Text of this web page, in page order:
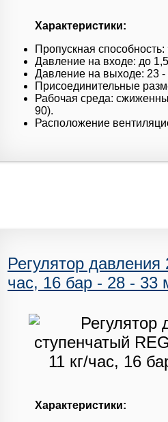
Характеристики:
Пропускная способность:
Давление на входе: до
Давление на выходе: 23 -
Присоединительные
Рабочая среда:
90).
Расположение
Регулятор
час, 16 бар - 28 - 33
Характеристики: